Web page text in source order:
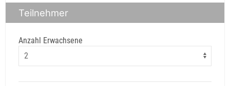
Teilnehmer
Anzahl Erwachsene